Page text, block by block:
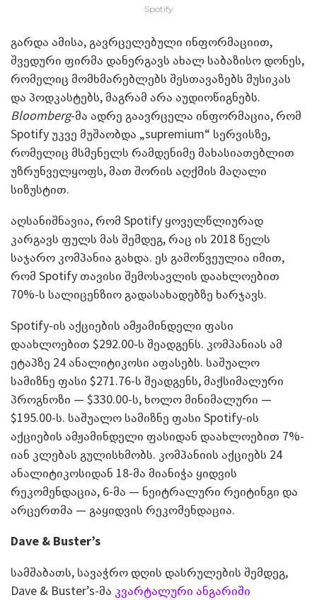
Spotify
გარდა ამისა, გავრცელებული ინფორმაციით,
შვედური ფირმა დანერგავს ახალ საბაზისო დონეს,
რომელიც მომხმარებლებს შესთავაზებს მუსიკას
და პოდკასტებს, მაგრამ არა აუდიოწიგნებს.
Bloomberg-მა ადრე გაავრცელა ინფორმაცია, რომ
Spotify უკვე მუშაობდა „supremium“ სერვისზე,
რომელიც მსმენელს რამდენიმე მახასიათებლით
უზრუნველყოფს, მათ შორის აღქმის მაღალი
სიზუსტით.
აღსანიშნავია, რომ Spotify ყოველწლიურად
კარგავს ფულს მას შემდეგ, რაც ის 2018 წელს
საჯარო კომპანია გახდა. ეს გამოწვეულია იმით,
რომ Spotify თავისი შემოსავლის დაახლოებით
70%-ს სალიცენზიო გადასახადებზე ხარჯავს.
Spotify-ის აქციების ამჟამინდელი ფასი
დაახლოებით $292.00-ს შეადგენს. კომპანიას ამ
ეტაპზე 24 ანალიტიკოსი აფასებს. საშუალო
სამიზნე ფასი $271.76-ს შეადგენს, მაქსიმალური
პროგნოზი — $330.00-ს, ხოლო მინიმალური —
$195.00-ს. საშუალო სამიზნე ფასი Spotify-ის
აქციების ამჟამინდელი ფასიდან დაახლოებით 7%-
იან კლებას გულისხმობს. კომპანიის აქციებს 24
ანალიტიკოსიდან 18-მა მიანიჭა ყიდვის
რეკომენდაცია, 6-მა — ნეიტრალური რეიტინგი და
არცერთმა — გაყიდვის რეკომენდაცია.
Dave & Buster’s
სამშაბათს, სავაჭრო დღის დასრულების შემდეგ,
Dave & Buster’s-მა კვარტალური ანგარიში